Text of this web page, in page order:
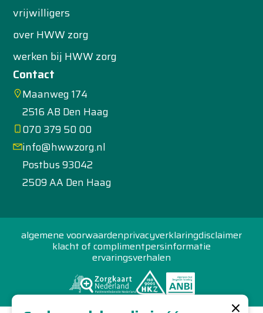
vrijwilligers
over HWW zorg
werken bij HWW zorg
Contact
Maanweg 174
2516 AB Den Haag
070 379 50 00
info@hwwzorg.nl
Postbus 93042
2509 AA Den Haag
algemene voorwaardenprivacyverklaringdisclaimer
klacht of complimentpersinformatie
ervaringsverhalen